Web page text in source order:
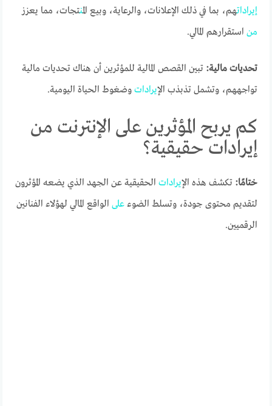
إيراداتهم، بما في ذلك الإعلانات، والرعاية، وبيع المنتجات، مما يعزز
من استقرارهم المالي.
تحديات مالية: تبين القصص المالية للمؤثرين أن هناك تحديات مالية
تواجههم، وتشمل تذبذب الإيرادات وضغوط الحياة اليومية.
كم يربح المؤثرين على الإنترنت من
إيرادات حقيقية؟
ختامًا: تكشف هذه الإيرادات الحقيقية عن الجهد الذي يضعه المؤثرون
لتقديم محتوى جودة، وتسلط الضوءعلى الواقع المالي لهؤلاء الفنانين
الرقميين.